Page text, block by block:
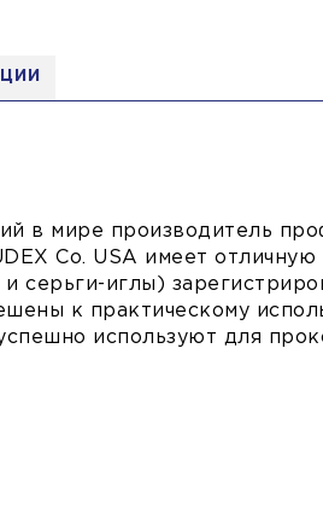
в мире производитель
Co. USA имеет
серьги-иглы)
к практическому
используют для